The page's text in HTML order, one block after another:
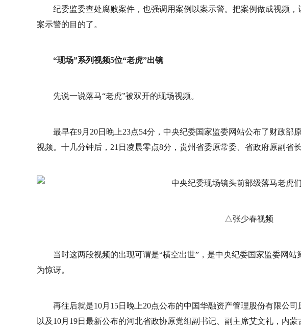
纪委监委查处腐败案件，也强调用案例以案示警。把案例做成视频
案示警的目的了。
“现场”系列视频5位“老虎”出镜
先说一说落马“老虎”被双开的现场视频。
最早在9月20日晚上23点54分，中央纪委国家监委网站公布了财政部
视频。十几分钟后，21日凌晨零点8分，贵州省委原常委、省政府原副省
△张少春视频
当时这两段视频的出现可谓是“横空出世”，是中央纪委国家监委网
为惊讶。
再往后就是10月15日晚上20点公布的中国华融资产管理股份有限公
以及10月19日最新公布的河北省政协原党组副书记、副主席艾文礼，内